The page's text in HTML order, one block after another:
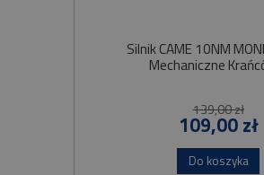
Silnik CAME 10NM
Mechaniczne
139,00 zł
109,00 zł
Do koszyka